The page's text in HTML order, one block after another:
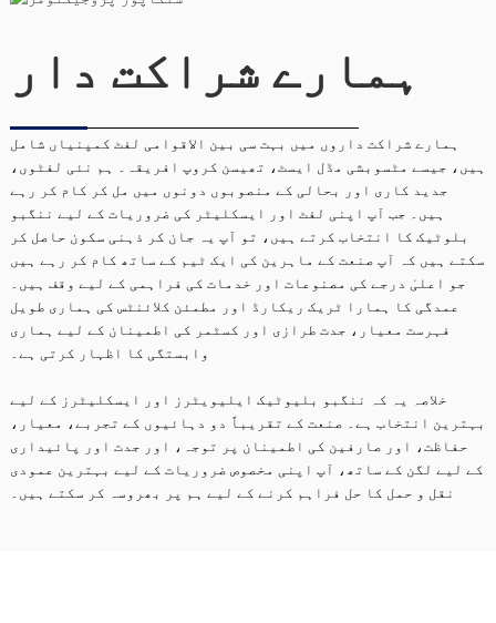
ہمارے شراکت دار
ہمارے شراکت داروں میں بہت سی بین الاقوامی لفٹ کمپنیاں شامل
ہیں، جیسے مٹسوبشی مڈل ایسٹ، تھیسن کروپ افریقہ۔ ہم نئی لفٹوں،
جدید کاری اور بحالی کے منصوبوں دونوں میں مل کر کام کر رہے
ہیں۔ جب آپ اپنی لفٹ اور ایسکلیٹر کی ضروریات کے لیے ننگبو
بلوٹیک کا انتخاب کرتے ہیں، تو آپ یہ جان کر ذہنی سکون حاصل کر
سکتے ہیں کہ آپ صنعت کے ماہرین کی ایک ٹیم کے ساتھ کام کر رہے ہیں
جو اعلیٰ درجے کی مصنوعات اور خدمات کی فراہمی کے لیے وقف ہیں۔
عمدگی کا ہمارا ٹریک ریکارڈ اور مطمئن کلائنٹس کی ہماری طویل
فہرست معیار، جدت طرازی اور کسٹمر کی اطمینان کے لیے ہماری
وابستگی کا اظہار کرتی ہے۔
خلاصہ یہ کہ ننگبو بلیوٹیک ایلیویٹرز اور ایسکلیٹرز کے لیے
بہترین انتخاب ہے۔ صنعت کے تقریباً دو دہائیوں کے تجربے، معیار،
حفاظت، اور صارفین کی اطمینان پر توجہ، اور جدت اور پائیداری
کے لیے لگن کے ساتھ، آپ اپنی مخصوص ضروریات کے لیے بہترین عمودی
نقل و حمل کا حل فراہم کرنے کے لیے ہم پر بھروسہ کر سکتے ہیں۔